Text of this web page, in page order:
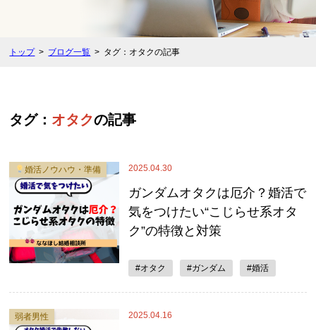
トップ ブログ一覧 タグ：オタクの記事
タグ： オタクの記事
2025.04.30
婚活ノウハウ・準備
ガンダムオタクは厄介？婚活で
気をつけたい“こじらせ系オタ
ク”の特徴と対策
#オタク #ガンダム #婚活
2025.04.16
弱者男性